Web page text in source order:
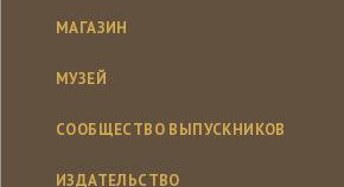
МАГАЗИН
МУЗЕЙ
СООБЩЕСТВО ВЫПУСКНИКОВ
ИЗДАТЕЛЬСТВО